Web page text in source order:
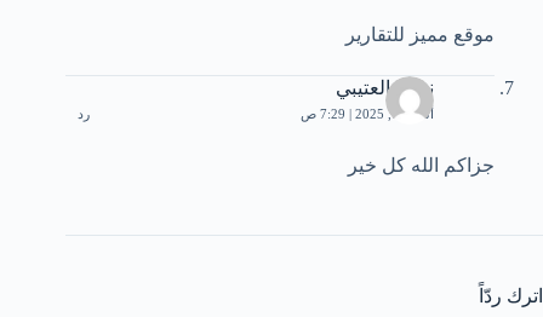
موقع مميز للتقارير
نجلاء العتيبي
أكتوبر 1, 2025 | 7:29 ص رد
جزاكم الله كل خير
اترك ردّاً